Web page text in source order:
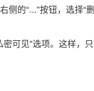
的“...”按钮，选择“
可见”选项。这样，